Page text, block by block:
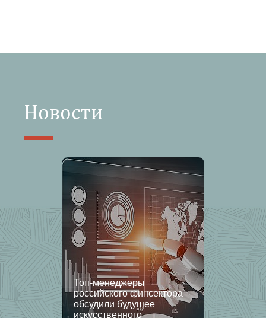
Новости
Топ-менеджеры
российского финсектора
обсудили будущее
искусственного